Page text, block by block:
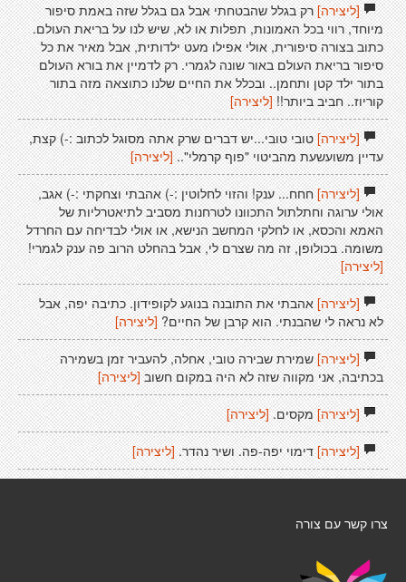
[ליצירה]רק בגלל שהבטחתי אבל גם בגלל שזה באמת סיפור
מיוחד, רווי בכל האמונות, תפלות או לא, שיש לנו על בריאת העולם.
כתוב בצורה סיפורית, אולי אפילו מעט ילדותית, אבל מאיר את כל
סיפור בריאת העולם באור שונה לגמרי. רק לדמיין את בורא העולם
בתור ילד קטן ותחמן.. ובכלל את החיים שלנו כתוצאה מזה בתור
קוריוז.. חביב ביותר!! [ליצירה]
[ליצירה]טובי טובי...יש דברים שרק אתה מסוגל לכתוב :-) קצת,
עדיין משועשעת מהביטוי "פוף קרמלי".. [ליצירה]
[ליצירה]חחח... ענק! והזוי לחלוטין :-) אהבתי וצחקתי :-) אגב,
אולי ערוגה וחתלתול התכוונו לטרחנות מסביב לתיאטרליות של
האמא והכסא, או לחלקי המחשב הנישא, או אולי לבדיחה עם החרדל
משומה. בכולופן, זה מה שצרם לי, אבל בהחלט הרוב פה ענק לגמרי!
[ליצירה]
[ליצירה]אהבתי את התובנה בנוגע לקופידון. כתיבה יפה, אבל
לא נראה לי שהבנתי. הוא קרבן של החיים?[ליצירה]
[ליצירה]שמירת שבירה טובי, אחלה, להעביר זמן בשמירה
בכתיבה, אני מקווה שזה לא היה במקום חשוב [ליצירה]
[ליצירה]מקסים.[ליצירה]
[ליצירה]דימוי יפה-פה. ושיר נהדר. [ליצירה]
צרו קשר עם צורה